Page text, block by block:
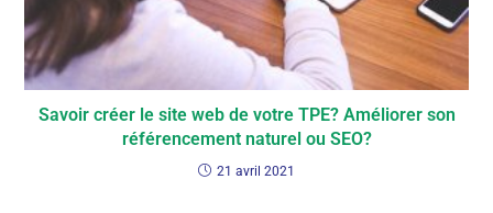
Savoir créer le site web de votre TPE? Améliorer son
référencement naturel ou SEO?
21 avril 2021